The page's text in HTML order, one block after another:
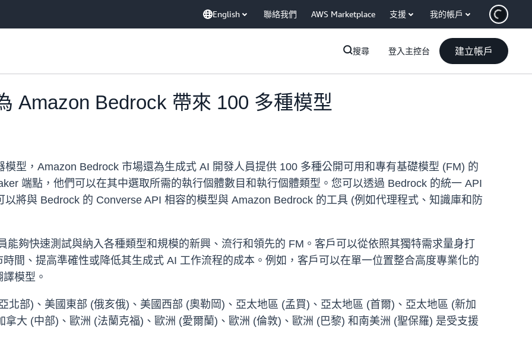
English 聯絡我們 AWS Marketplace 支援 我的帳戶
搜尋 登入主控台 建立帳戶
Amazon Bedrock 帶來 100 多種模型
型，Amazon Bedrock 市場還為生成式 AI 開發人員提供 100 多種公開可用和專有基礎模型 (FM) 的
端點，他們可以在其中選取所需的執行個體數目和執行個體類型。您可以透過 Bedrock 的統一 API
將與 Bedrock 的 Converse API 相容的模型與 Amazon Bedrock 的工具 (例如代理程式、知識庫和防
能夠快速測試與納入各種類型和規模的新興、流行和領先的 FM。客戶可以從依照其獨特需求量身打
間、提高準確性或降低其生成式 AI 工作流程的成本。例如，客戶可以在單一位置整合高度專業化的
模型。
北部)、美國東部 (俄亥俄)、美國西部 (奧勒岡)、亞太地區 (孟買)、亞太地區 (首爾)、亞太地區 (新加
大 (中部)、歐洲 (法蘭克福)、歐洲 (愛爾蘭)、歐洲 (倫敦)、歐洲 (巴黎) 和南美洲 (聖保羅) 是受支援